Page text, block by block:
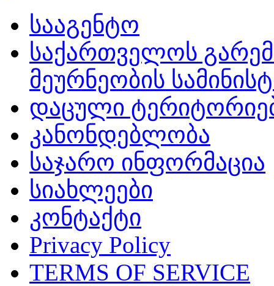
სააგენტო
საქართველოს
მეურნეობის
დაცული
კანონდებლობა
საჯარო ინფორმაცია
სიახლეები
კონტაქტი
Privacy Policy
TERMS OF SERVICE